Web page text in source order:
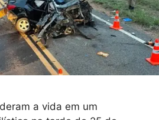
a vida em um